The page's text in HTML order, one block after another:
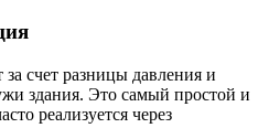
счет разницы давления и
здания. Это самый простой и
реализуется через